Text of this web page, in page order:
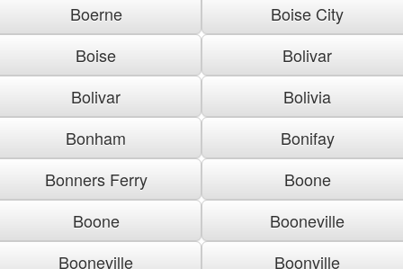
Boerne
Boise City
Boise
Bolivar
Bolivar
Bolivia
Bonham
Bonifay
Bonners Ferry
Boone
Boone
Booneville
Booneville
Boonville